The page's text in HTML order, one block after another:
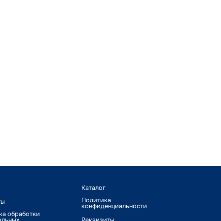
обработки
Каталог
Политика
конфиденциальности